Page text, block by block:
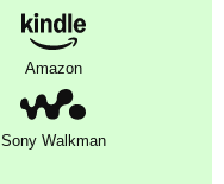
Amazon
Sony Walkman